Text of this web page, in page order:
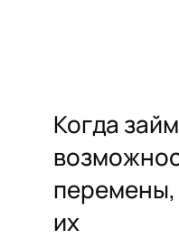
Когда
перемены,
их